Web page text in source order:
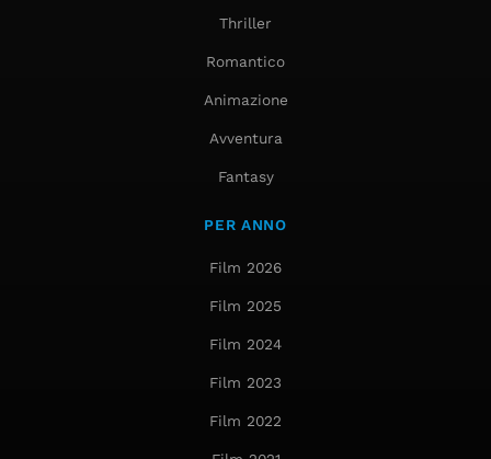
Thriller
Romantico
Animazione
Avventura
Fantasy
PER ANNO
Film 2026
Film 2025
Film 2024
Film 2023
Film 2022